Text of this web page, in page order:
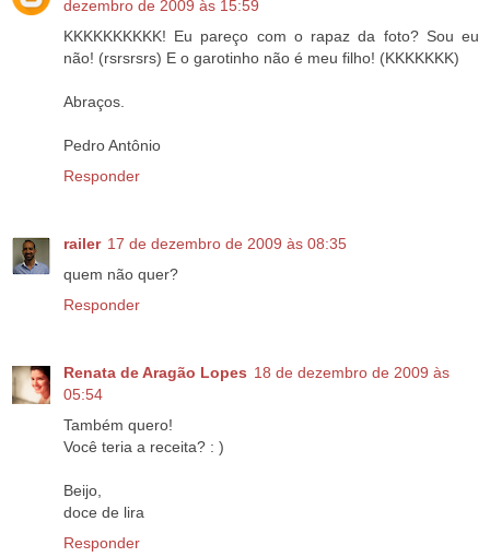
dezembro de 2009 às 15:59
KKKKKKKKKK! Eu pareço com o rapaz da foto? Sou eu
não! (rsrsrsrs) E o garotinho não é meu filho! (KKKKKKK)
Abraços.
Pedro Antônio
Responder
railer 17 de dezembro de 2009 às 08:35
quem não quer?
Responder
Renata de Aragão Lopes 18 de dezembro de 2009 às
05:54
Também quero!
Você teria a receita? : )
Beijo,
doce de lira
Responder